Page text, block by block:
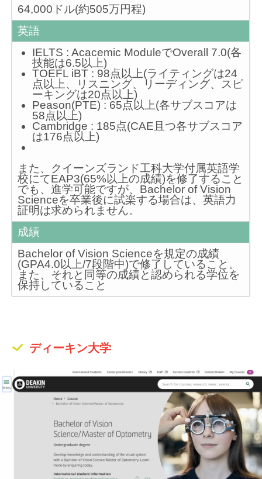
64,000ドル(約505万円程)
英語
IELTS : Acacemic ModuleでOverall 7.0(各
技能は6.5以上)
TOEFL iBT : 98点以上(ライティングは24
点以上、リスニング、リーディング、スピ
ーキングは20点以上)
Peason(PTE) : 65点以上(各サブスコアは
58点以上)
Cambridge : 185点(CAE且つ各サブスコア
は176点以上)
また、クイーンズランド工科大学付属英語学
校にてEAP3(65%以上の成績)を修了すること
でも、進学可能ですが、Bachelor of Vision
Scienceを卒業後に試楽する場合は、英語力
証明は求められません。
成績
Bachelor of Vision Scienceを規定の成績
(GPA4.0以上/7段階中)で修了していること。
また、それと同等の成績と認められる学位を
保持していること
ディーキン大学